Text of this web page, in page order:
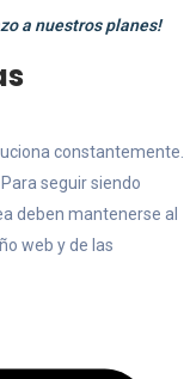
a nuestros planes!
constantemente.
seguir siendo
deben mantenerse al
web y de las